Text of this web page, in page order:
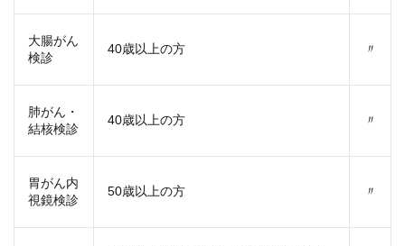
大腸がん
検診
40歳以上の方 〃
肺がん・
結核検診
40歳以上の方 〃
胃がん内
視鏡検診
50歳以上の方 〃